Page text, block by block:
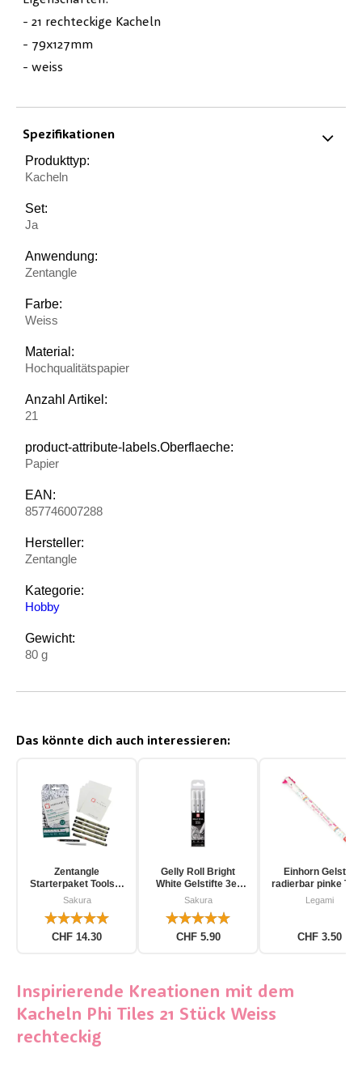
- 21 rechteckige Kacheln
- 79x127mm
- weiss
Spezifikationen
Produkttyp:
Kacheln
Set:
Ja
Anwendung:
Zentangle
Farbe:
Weiss
Material:
Hochqualitätspapier
Anzahl Artikel:
21
product-attribute-labels.Oberflaeche:
Papier
EAN:
857746007288
Hersteller:
Zentangle
Kategorie:
Hobby
Gewicht:
80 g
Das könnte dich auch interessieren:
Zentangle
Starterpaket Toolset
für Einsteiger 12-
Sakura
CHF 14.30
Gelly Roll Bright
White Gelstifte 3er
Pack
Sakura
CHF 5.90
Einhorn Gelstift
radierbar pinke
Legami
CHF 3.50
Inspirierende Kreationen mit dem
Kacheln Phi Tiles 21 Stück Weiss
rechteckig